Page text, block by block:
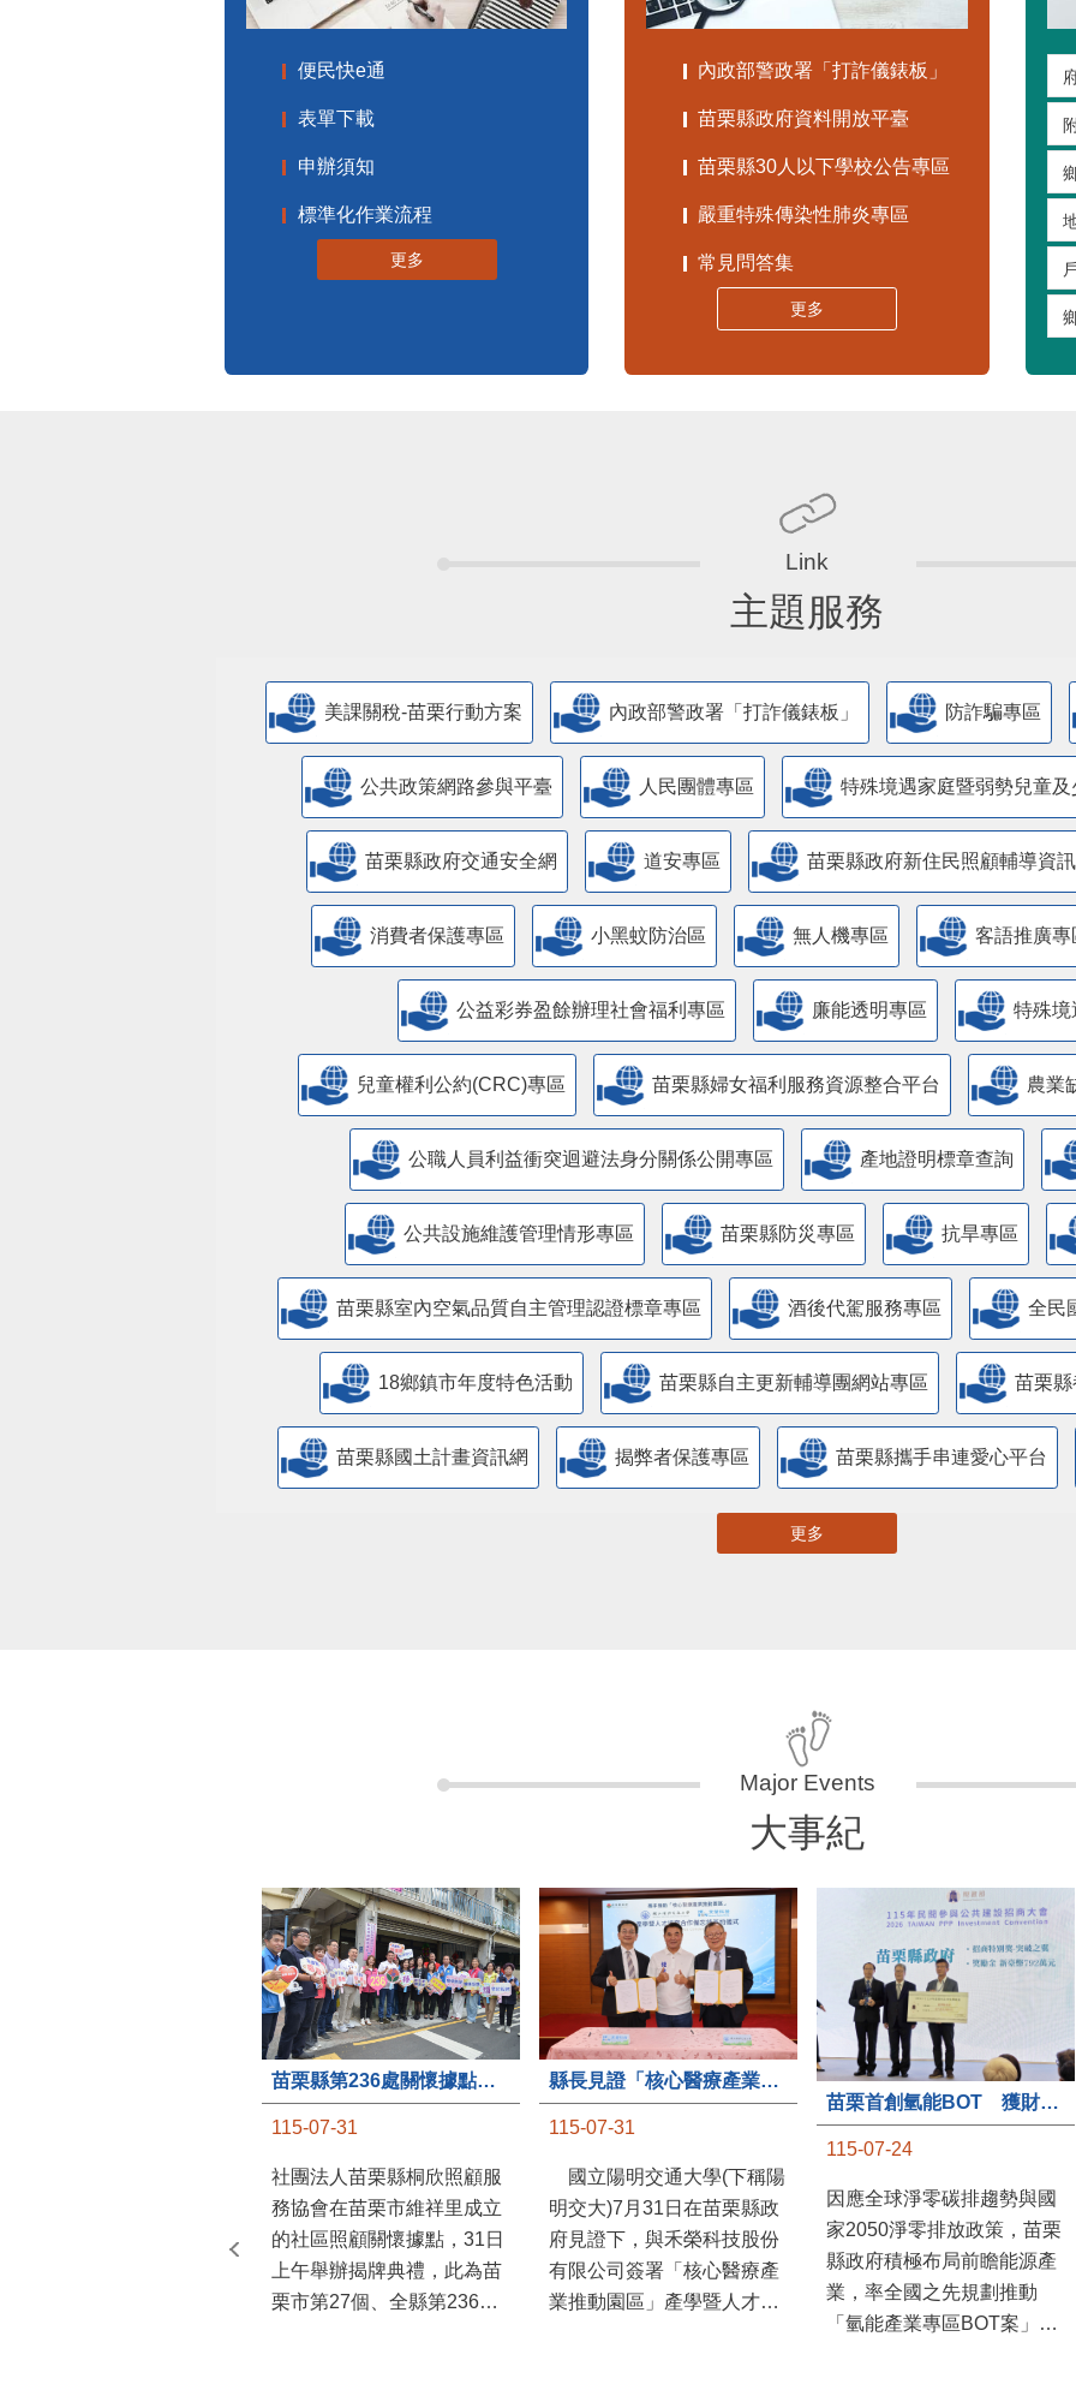
便民快e通
表單下載
申辦須知
標準化作業流程
更多
內政部警政署「打詐儀錶板」
苗栗縣政府資料開放平臺
苗栗縣30人以下學校公告專區
嚴重特殊傳染性肺炎專區
常見問答集
更多
主題服務
美課關稅-苗栗行動方案 內政部警政署「打詐儀錶板」 防詐騙專區
公共政策網路參與平臺 人民團體專區 特殊境遇家庭暨弱勢兒童
苗栗縣政府交通安全網 道安專區 苗栗縣政府新住民照顧輔導資
消費者保護專區 小黑蚊防治區 無人機專區 客語推廣專
公益彩券盈餘辦理社會福利專區 廉能透明專區 特殊境
兒童權利公約(CRC)專區 苗栗縣婦女福利服務資源整合平台 農業
公職人員利益衝突迴避法身分關係公開專區 產地證明標章查詢
​公共設施維護管理情形專區 苗栗縣防災專區 抗旱專區
苗栗縣室內空氣品質自主管理認證標章專區 酒後代駕服務專區 全民
18鄉鎮市年度特色活動 苗栗縣自主更新輔導團網站專區 苗栗
苗栗縣國土計畫資訊網 揭弊者保護專區 苗栗縣攜手串連愛心平台
更多
大事紀
苗栗縣第236處關懷據點在苗栗市維祥里揭牌
115-07-31
社團法人苗栗縣桐欣照顧服
務協會在苗栗市維祥里成立
的社區照顧關懷據點，31日
上午舉辦揭牌典禮，此為苗
栗市第27個、全縣第236處
縣長見證「核心醫療產業推動園區」產學合作簽約儀式
115-07-31
國立陽明交通大學(下稱陽
明交大)7月31日在苗栗縣政
府見證下，與禾榮科技股份
有限公司簽署「核心醫療產
業推動園區」產學暨人才培
苗栗首創氫能BOT 獲財政部「突破之翼」肯定
115-07-24
因應全球淨零碳排趨勢與國
家2050淨零排放政策，苗栗
縣政府積極布局前瞻能源產
業，率全國之先規劃推動
「氫能產業專區BOT案」，